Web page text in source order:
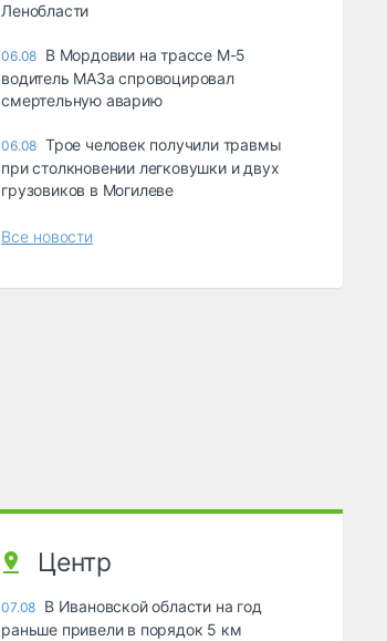
Ленобласти
06.08 В Мордовии на трассе М-5
водитель МАЗа спровоцировал
смертельную аварию
06.08 Трое человек получили травмы
при столкновении легковушки и двух
грузовиков в Могилеве
Все новости
Центр
07.08 В Ивановской области на год
раньше привели в порядок 5 км